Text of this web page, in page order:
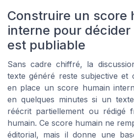
Construire un score
interne pour décider
est publiable
Sans cadre chiffré, la
texte généré reste subjective et
en place un score humain
en quelques minutes si un
réécrit partiellement ou rédigé
humain. Ce score humain ne
éditorial, mais il donne une